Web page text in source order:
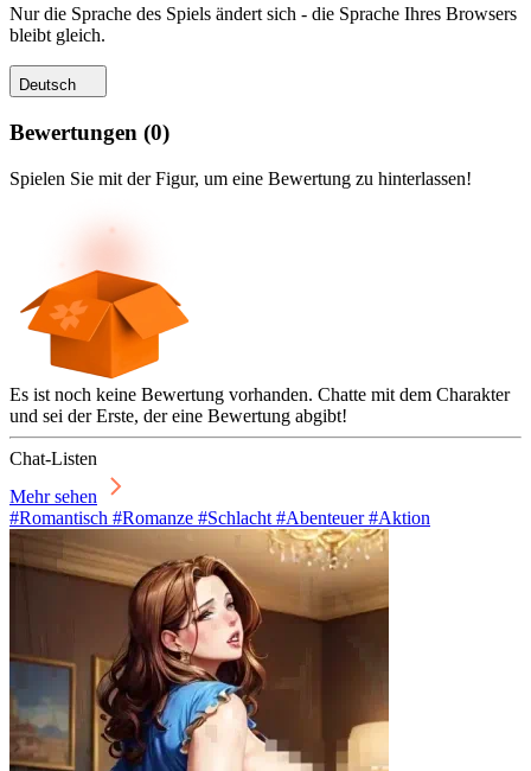
Nur die Sprache des Spiels ändert sich - die Sprache Ihres Browsers
bleibt gleich.
Deutsch
Bewertungen (0)
Spielen Sie mit der Figur, um eine Bewertung zu hinterlassen!
Es ist noch keine Bewertung vorhanden. Chatte mit dem Charakter
und sei der Erste, der eine Bewertung abgibt!
Chat-Listen
Mehr sehen
#Romantisch #Romanze #Schlacht #Abenteuer #Aktion